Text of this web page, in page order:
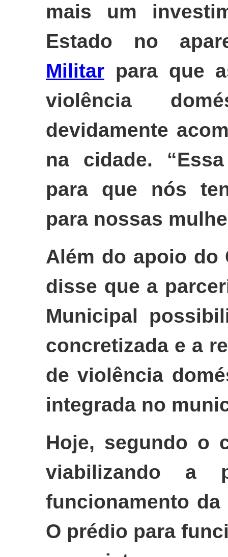
mais um
Estado no
Militar para que
violência
devidamente
na cidade.
para que nós
para nossas
Além do apoio do
disse que a
Municipal
concretizada e a
de violência
integrada no
Hoje, segundo o
viabilizando a
funcionamento da
O prédio para